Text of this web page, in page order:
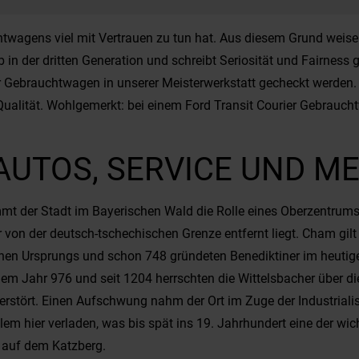
viel mit Vertrauen zu tun hat. Aus diesem Grund
der dritten Generation und schreibt Seriosität und Fairness
in unserer Meisterwerkstatt gecheckt
Wohlgemerkt: bei einem Ford Transit Courier
SERVICE UND
der Stadt im Bayerischen Wald die Rolle eines
der deutsch-tschechischen Grenze entfernt liegt. Cham
Ursprungs und schon 748 gründeten Benediktiner im
Jahr 976 und seit 1204 herrschten die Wittelsbacher über
Einen Aufschwung nahm der Ort im Zuge der
hier verladen, was bis spät ins 19. Jahrhundert eine der
dem Katzberg.